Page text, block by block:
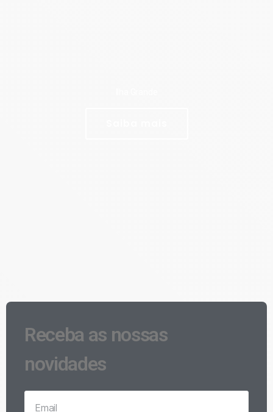
Receba as nossas
novidades